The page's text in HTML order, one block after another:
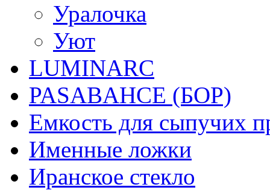
Уралочка
Уют
LUMINARC
PASABAHCE (БОР)
Емкость для сыпучих
Именные ложки
Иранское стекло